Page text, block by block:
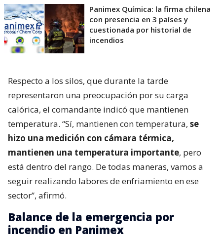
Panimex Química: la firma chilena
con presencia en 3 países y
cuestionada por historial de
incendios
Respecto a los silos, que durante la tarde
representaron una preocupación por su carga
calórica, el comandante indicó que mantienen
temperatura. “Sí, mantienen con temperatura, se
hizo una medición con cámara térmica,
mantienen una temperatura importante, pero
está dentro del rango. De todas maneras, vamos a
seguir realizando labores de enfriamiento en ese
sector”, afirmó.
Balance de la emergencia por
incendio en Panimex